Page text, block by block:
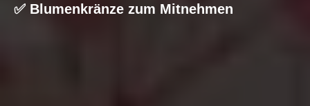
✅ Blumenkränze zum Mitnehmen